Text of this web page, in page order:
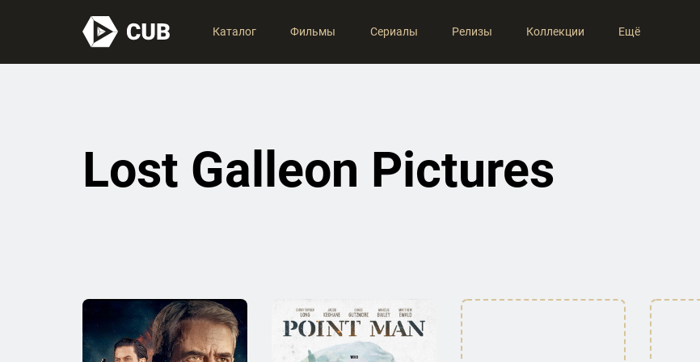
Каталог Фильмы Сериалы Релизы Коллекции Ещё
Lost Galleon Pictures